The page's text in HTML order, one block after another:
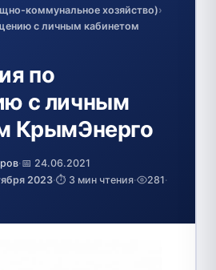
коммунальное хозяйство)›
с личным кабинетом
по
с личным
КрымЭнерго
·📅 24.06.2021
2023·⏱️ 3 мин чтения· 281·